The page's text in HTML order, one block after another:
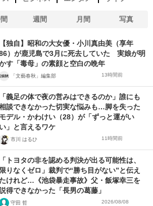
週間 月間 写真
【独自】昭和の大女優・小川真由美（享年
）が鹿児島で3月に死去していた 実娘が明
す「毒母」の素顔と空白の晩年
「文藝春秋」編集部 13時間前
「義足の体で夜の営みはできるのか」誰にも
談できなかった切実な悩みも…脚を失った
モデル・かわけい（28）が「ずっと運がい
い」と言えるワケ
市川 はるひ 11時間前
「トヨタの非を認める判決が出る可能性は、
限りなくゼロ」裁判で“勝ち目がない”と伝え
たけれど…《池袋暴走事故》父・飯塚幸三を
得できなかった「長男の葛藤」
守田 哲 2026/08/08